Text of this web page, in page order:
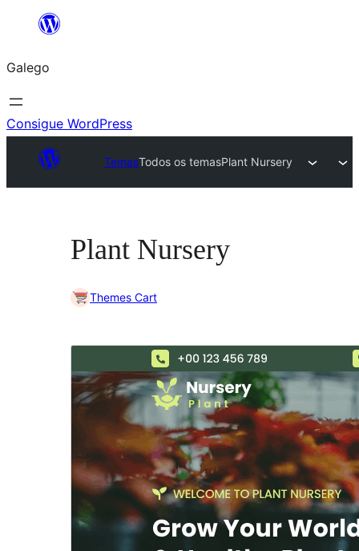
Saltar
contido
Galego
Consigue WordPress
TemasTodos os temasPlant Nursery
Plant Nursery
Themes Cart